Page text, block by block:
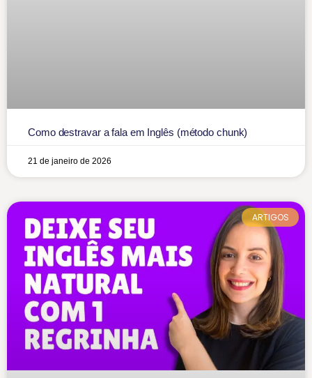
Como destravar a fala em Inglês (método chunk)
21 de janeiro de 2026
ARTIGOS